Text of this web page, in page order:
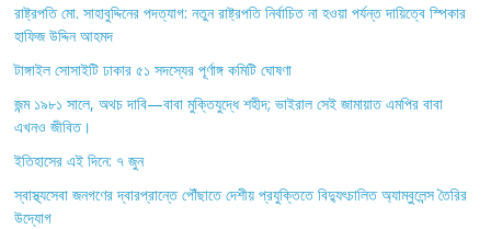
রাষ্ট্রপতি মো. সাহাবুদ্দিনের পদত্যাগ: নতুন রাষ্ট্রপতি নির্বাচিত না হওয়া পর্যন্ত দায়িত্বে স্পিকার
হাফিজ উদ্দিন আহমদ
টাঙ্গাইল সোসাইটি ঢাকার ৫১ সদস্যের পূর্ণাঙ্গ কমিটি ঘোষণা
জন্ম ১৯৮১ সালে, অথচ দাবি—বাবা মুক্তিযুদ্ধে শহীদ; ভাইরাল সেই জামায়াত এমপির বাবা
এখনও জীবিত।
ইতিহাসের এই দিনে: ৭ জুন
স্বাস্থ্যসেবা জনগণের দ্বারপ্রান্তে পৌঁছাতে দেশীয় প্রযুক্তিতে বিদ্যুৎচালিত অ্যাম্বুলেন্স তৈরির
উদ্যোগ